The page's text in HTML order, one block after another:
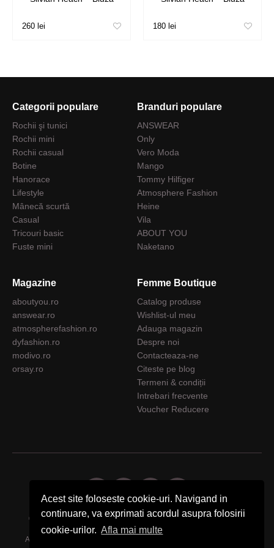
Acest site foloseste cookie-uri. Navigand in
continuare, va exprimati acordul asupra folosirii
cookie-urilor. Afla mai multe
260 lei 180 lei
Categorii populare
Rochii şi tunici
Rochii mini
Rochii casual
Botine
Hanorace
Lifestyle
Mânecă scurtă
Casual
Tricouri basic
Fuste mini
Branduri populare
ANSWEAR
Only
Vero Moda
Mango
Tommy Hilfiger
Atmosphere Fashion
Heine
Vila
ABOUT YOU
Naketano
Magazine
aboutyou.ro
answear.ro
atmospherefashion.ro
dyfashion.ro
modivo.ro
orsay.ro
Femme Boutique
Catalog produse
Wishlist-ul meu
Adauga magazin
Despre noi
Contacteaza-ne
Citeste pe blog
Termeni & condiții
Intrebari frecvente
Voucher Reducere
© 2026 Femme Boutique - Descopera. Cumpara. Exprima-ti stilul.
Acest site foloseste cookie-uri. Navigand in continuare, va exprimati